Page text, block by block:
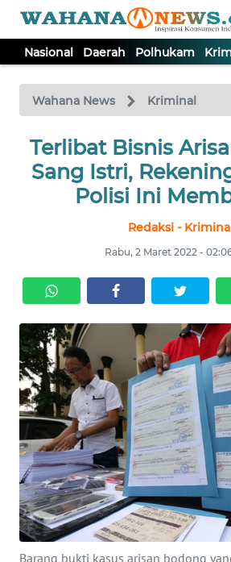
Nasional Daerah Polhukam
Wahana News Kriminal
Terlibat Bisnis
Sang Istri,
Polisi Ini
Redaksi -
Rabu, 2 Maret 2022 -
Barang bukti kasus arisan bodong
TV
Tutup
NASIONAL
KRIMINAL
EKUIN
SAINS-TEKNO
KESEHATAN
INTERNASIONAL
SERBA-SERBI
PENDIDIKAN